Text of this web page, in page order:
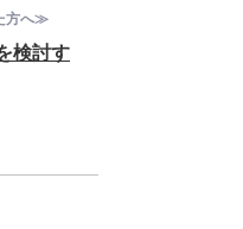
方へ≫
検討す